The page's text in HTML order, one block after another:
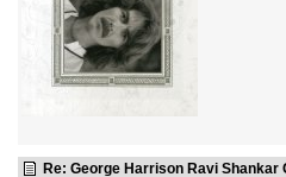
Re: George Harrison Ravi